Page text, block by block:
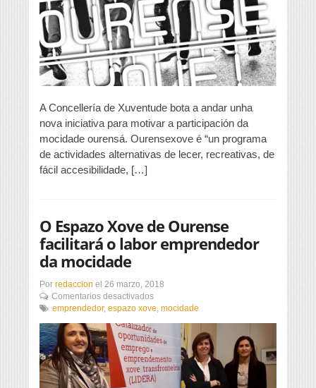
Xove
2019
A Concellería de Xuventude bota a andar unha
nova iniciativa para motivar a participación da
mocidade ourensá. Ourensexove é “un programa
de actividades alternativas de lecer, recreativas, de
fácil accesibilidade, […]
O Espazo Xove de Ourense
facilitará o labor emprendedor
da mocidade
Por redaccion el 26 marzo, 2018
Comentarios desactivadosen
O
Xove
de
Ourense
facilitará
o
emprendedor, espazo xove mocidade